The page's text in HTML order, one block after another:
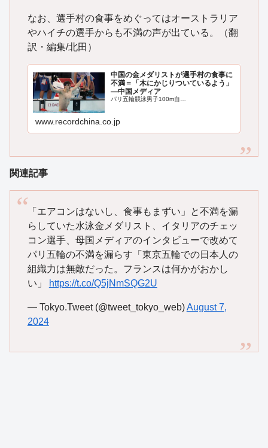
なお、選手村の食事をめぐってはオーストラリア
やハイチの選手からも不満の声が出ている。（翻
訳・編集/北田）
中国の金メダリストが選手村の食事に
不満＝「木にかじりついているよう」
―中国メディア
パリ五輪競泳男子100m自…
www.recordchina.co.jp
関連記事
「エアコンはないし、食事もまずい」と不満を漏
らしていた水泳金メダリスト、イタリアのチェッ
コン選手、母国メディアのインタビューで改めて
パリ五輪の不満を漏らす「東京五輪での日本人の
組織力は無敵だった。フランスは何かがおかし
い」
https://t.co/Q5jNmSQG2U
— Tokyo.Tweet (@tweet_tokyo_web)August 7,
2024